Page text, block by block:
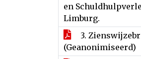
en
Limburg.
3.
(Geanonimiseerd)